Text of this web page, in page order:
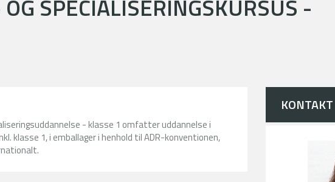
SPECIALISERINGSKURSUS -
- klasse 1 omfatter uddannelse i
klasse 1, i emballager i henhold til ADR-konventionen,
KONTAKT